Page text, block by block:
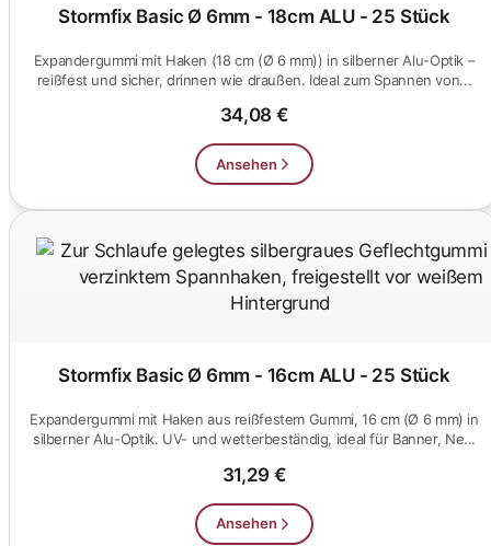
Stormfix Basic Ø 6mm - 18cm ALU - 25 Stück
Expandergummi mit Haken (18 cm (Ø 6 mm)) in silberner Alu-Optik –
reißfest und sicher, drinnen wie draußen. Ideal zum Spannen von...
34,08 €
Ansehen
Stormfix Basic Ø 6mm - 16cm ALU - 25 Stück
Expandergummi mit Haken aus reißfestem Gummi, 16 cm (Ø 6 mm) in
silberner Alu-Optik. UV- und wetterbeständig, ideal für Banner, Ne...
31,29 €
Ansehen